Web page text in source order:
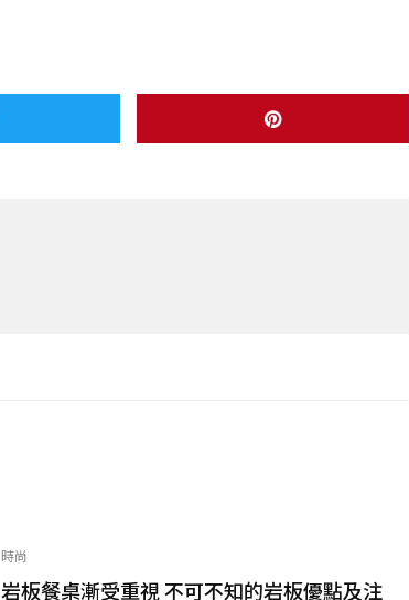
時尚
岩板餐桌漸受重視 不可不知的岩板優點及注